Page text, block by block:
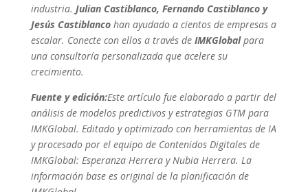
industria. Julian Castiblanco, Fernando Castiblanco y
Jesús Castiblancohan ayudado a cientos de empresas a
escalar. Conecte con ellos a través de IMKGlobalpara
una consultoría personalizada que acelere su
crecimiento.
Fuente y edición:Este artículo fue elaborado a partir del
análisis de modelos predictivos y estrategias GTM para
IMKGlobal. Editado y optimizado con herramientas de IA
y procesado por el equipo de Contenidos Digitales de
IMKGlobal: Esperanza Herrera y Nubia Herrera. La
información base es original de la planificación de